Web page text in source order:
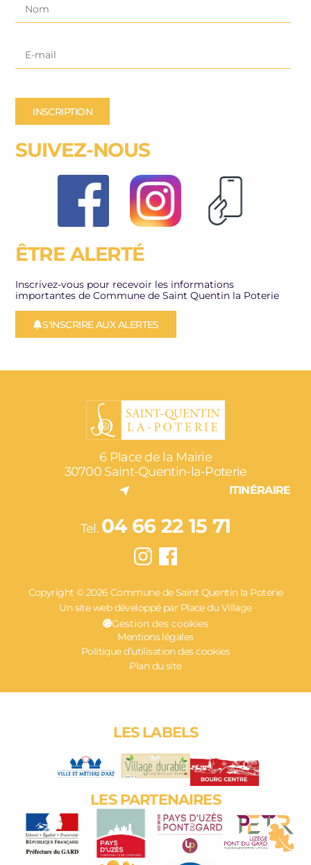
INSCRIPTION
SUIVEZ-NOUS
ÊTRE ALERTÉ
Inscrivez-vous pour recevoir les informations
importantes de Commune de Saint Quentin la Poterie
S'INSCRIRE AUX ALERTES
6 Place de la Mairie
30700 Saint-Quentin-la-Poterie
ITINÉRAIRE
Tel. 04 66 22 15 71
Copyright © 2026 Commune de Saint Quentin la Poterie
Un site web développé par Place du Village
Gestion des cookies
Mentions légales
Politique d’utilisation des cookies
Plan du site
LES LABELS
LES PARTENAIRES